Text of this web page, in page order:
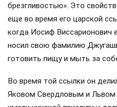
брезгливостью». Это
еще во время его царской
когда Иосиф
носил свою фамилию
готовить пищу и мыть за
Во время той ссылки он
Яковом Свердловым и